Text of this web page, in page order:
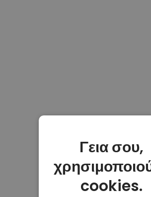
Γεια σου,
cookies.